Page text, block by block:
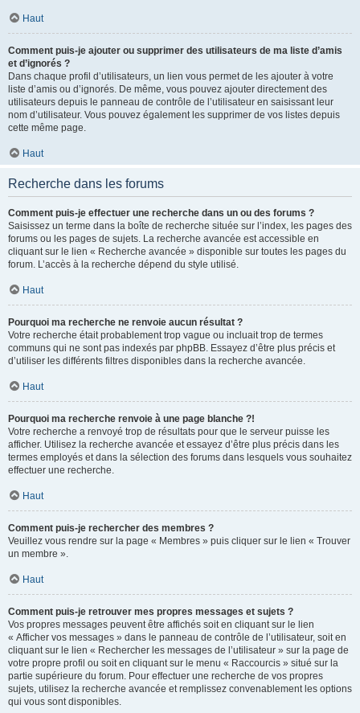
Haut
Comment puis-je ajouter ou supprimer des utilisateurs de ma liste d’amis
et d’ignorés ?
Dans chaque profil d’utilisateurs, un lien vous permet de les ajouter à votre
liste d’amis ou d’ignorés. De même, vous pouvez ajouter directement des
utilisateurs depuis le panneau de contrôle de l’utilisateur en saisissant leur
nom d’utilisateur. Vous pouvez également les supprimer de vos listes depuis
cette même page.
Haut
Recherche dans les forums
Comment puis-je effectuer une recherche dans un ou des forums ?
Saisissez un terme dans la boîte de recherche située sur l’index, les pages des
forums ou les pages de sujets. La recherche avancée est accessible en
cliquant sur le lien « Recherche avancée » disponible sur toutes les pages du
forum. L’accès à la recherche dépend du style utilisé.
Haut
Pourquoi ma recherche ne renvoie aucun résultat ?
Votre recherche était probablement trop vague ou incluait trop de termes
communs qui ne sont pas indexés par phpBB. Essayez d’être plus précis et
d’utiliser les différents filtres disponibles dans la recherche avancée.
Haut
Pourquoi ma recherche renvoie à une page blanche ?!
Votre recherche a renvoyé trop de résultats pour que le serveur puisse les
afficher. Utilisez la recherche avancée et essayez d’être plus précis dans les
termes employés et dans la sélection des forums dans lesquels vous souhaitez
effectuer une recherche.
Haut
Comment puis-je rechercher des membres ?
Veuillez vous rendre sur la page « Membres » puis cliquer sur le lien « Trouver
un membre ».
Haut
Comment puis-je retrouver mes propres messages et sujets ?
Vos propres messages peuvent être affichés soit en cliquant sur le lien
« Afficher vos messages » dans le panneau de contrôle de l’utilisateur, soit en
cliquant sur le lien « Rechercher les messages de l’utilisateur » sur la page de
votre propre profil ou soit en cliquant sur le menu « Raccourcis » situé sur la
partie supérieure du forum. Pour effectuer une recherche de vos propres
sujets, utilisez la recherche avancée et remplissez convenablement les options
qui vous sont disponibles.